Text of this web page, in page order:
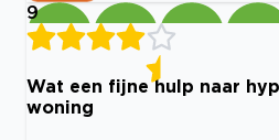
9
Wat een fijne hulp naar
woning